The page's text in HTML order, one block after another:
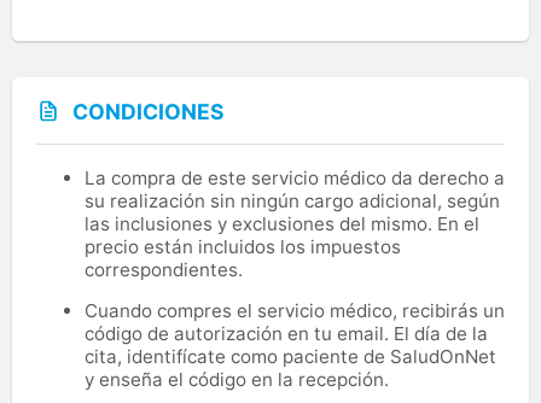
CONDICIONES
La compra de este servicio médico da derecho a
su realización sin ningún cargo adicional, según
las inclusiones y exclusiones del mismo. En el
precio están incluidos los impuestos
correspondientes.
Cuando compres el servicio médico, recibirás un
código de autorización en tu email. El día de la
cita, identifícate como paciente de SaludOnNet
y enseña el código en la recepción.